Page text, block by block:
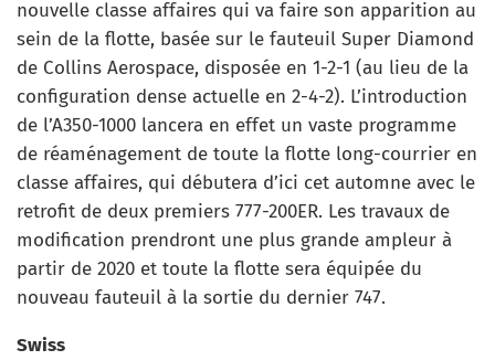
nouvelle classe affaires qui va faire son apparition au
sein de la flotte, basée sur le fauteuil Super Diamond
de Collins Aerospace, disposée en 1-2-1 (au lieu de la
configuration dense actuelle en 2-4-2). L’introduction
de l’A350-1000 lancera en effet un vaste programme
de réaménagement de toute la flotte long-courrier en
classe affaires, qui débutera d’ici cet automne avec le
retrofit de deux premiers 777-200ER. Les travaux de
modification prendront une plus grande ampleur à
partir de 2020 et toute la flotte sera équipée du
nouveau fauteuil à la sortie du dernier 747.
Swiss